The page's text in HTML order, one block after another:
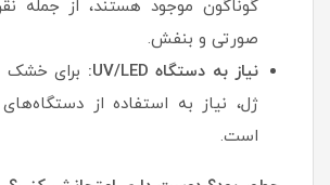
گوناگون موجود هستند، از جمله
صورتی و بنفش.
نیاز به دستگاه UV/LED:
برای
است.